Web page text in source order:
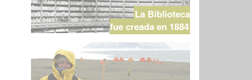
La Biblioteca
fue creada en 1884